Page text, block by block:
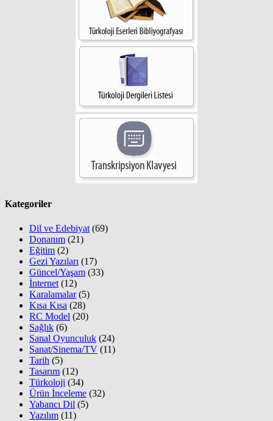
Kategoriler
Dil ve Edebiyat (69)
Donanım (21)
Eğitim (2)
Gezi Yazıları (17)
Güncel/Yaşam (33)
İnternet (12)
Karalamalar(5)
Kısa Kısa (28)
RC Model (20)
Sağlık (6)
Sanal Oyunculuk (24)
Sanat/Sinema/TV (11)
Tarih (5)
Tasarım (12)
Türkoloji (34)
Ürün İnceleme (32)
Yabancı Dil (5)
Yazılım (11)